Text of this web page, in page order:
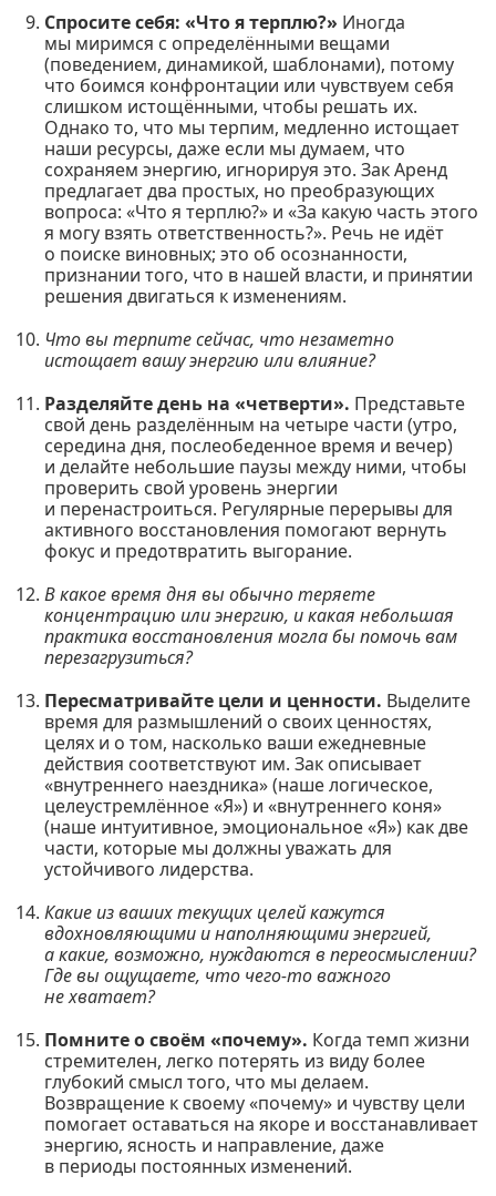
Спросите себя: «Что я терплю?» Иногда
мы миримся с определёнными вещами
(поведением, динамикой, шаблонами), потому
что боимся конфронтации или чувствуем себя
слишком истощёнными, чтобы решать их.
Однако то, что мы терпим, медленно истощает
наши ресурсы, даже если мы думаем, что
сохраняем энергию, игнорируя это. Зак Аренд
предлагает два простых, но преобразующих
вопроса: «Что я терплю?» и «За какую часть этого
я могу взять ответственность?». Речь не идёт
о поиске виновных; это об осознанности,
признании того, что в нашей власти, и принятии
решения двигаться к изменениям.
Что вы терпите сейчас, что незаметно
истощает вашу энергию или влияние?
Разделяйте день на «четверти». Представьте
свой день разделённым на четыре части (утро,
середина дня, послеобеденное время и вечер)
и делайте небольшие паузы между ними, чтобы
проверить свой уровень энергии
и перенастроиться. Регулярные перерывы для
активного восстановления помогают вернуть
фокус и предотвратить выгорание.
В какое время дня вы обычно теряете
концентрацию или энергию, и какая небольшая
практика восстановления могла бы помочь вам
перезагрузиться?
Пересматривайте цели и ценности. Выделите
время для размышлений о своих ценностях,
целях и о том, насколько ваши ежедневные
действия соответствуют им. Зак описывает
«внутреннего наездника» (наше логическое,
целеустремлённое «Я») и «внутреннего коня»
(наше интуитивное, эмоциональное «Я») как две
части, которые мы должны уважать для
устойчивого лидерства.
Какие из ваших текущих целей кажутся
вдохновляющими и наполняющими энергией,
а какие, возможно, нуждаются в переосмыслении?
Где вы ощущаете, что чего-то важного
не хватает?
Помните о своём «почему». Когда темп жизни
стремителен, легко потерять из виду более
глубокий смысл того, что мы делаем.
Возвращение к своему «почему» и чувству цели
помогает оставаться на якоре и восстанавливает
энергию, ясность и направление, даже
в периоды постоянных изменений.